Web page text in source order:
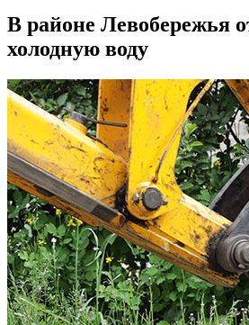
В районе Левобережья
холодную воду